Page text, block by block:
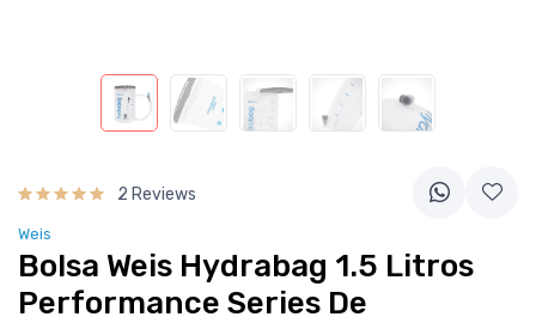
2 Reviews
Weis
Bolsa Weis Hydrabag 1.5 Litros
Performance Series De